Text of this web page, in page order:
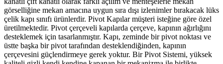
görselliğine mekan amacına uygun sıra dışı izlenimler bırakacak lüks
çelik kapı sınıfı ürünlerdir. Pivot Kapılar müşteri isteğine göre özel
üretilmektedir. Pivot çerçeveli kapılarda çerçeve, kapının ağırlığını
desteklemek için tasarlanmıştır. Kapı, zeminde bir pivot noktası ve
üstte başka bir pivot tarafından desteklendiğinden, kapının
çerçevesini güçlendirmeye gerek yoktur. Bir Pivot Sistemi, yüksek